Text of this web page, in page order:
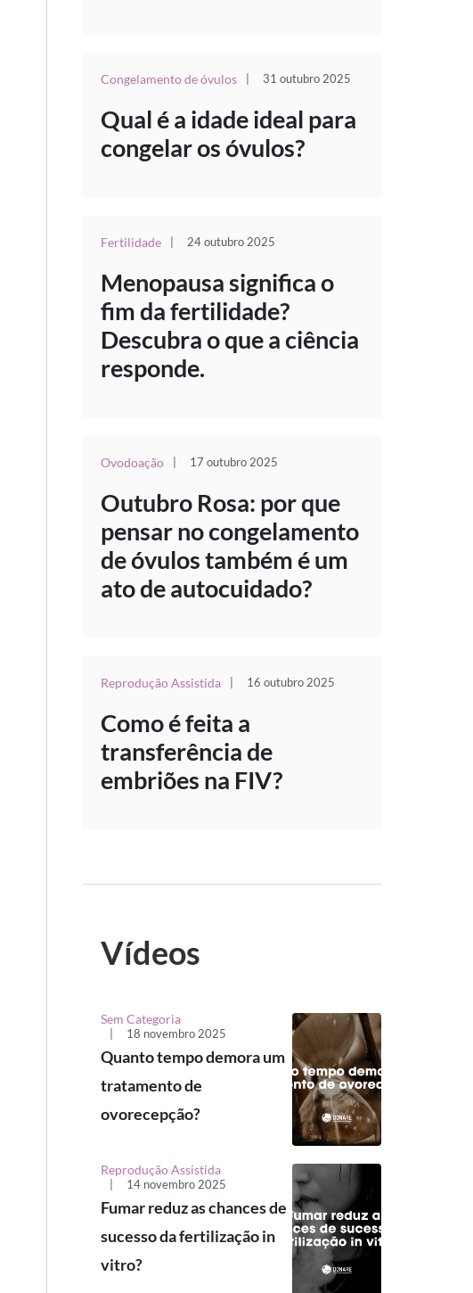
Congelamento de óvulos 31 outubro 2025
Qual é a idade ideal para
congelar os óvulos?
Fertilidade 24 outubro 2025
Menopausa significa o
fim da fertilidade?
Descubra o que a ciência
responde.
Ovodoação 17 outubro 2025
Outubro Rosa: por que
pensar no congelamento
de óvulos também é um
ato de autocuidado?
Reprodução Assistida 16 outubro 2025
Como é feita a
transferência de
embriões na FIV?
Vídeos
Sem Categoria
18 novembro 2025
Quanto tempo demora um
tratamento de
ovorecepção?
Reprodução Assistida
14 novembro 2025
Fumar reduz as chances de
sucesso da fertilização in
vitro?